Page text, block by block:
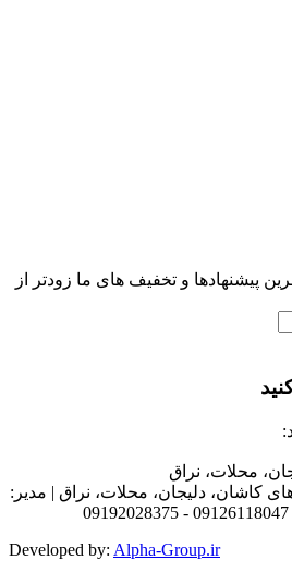
پیشنهادها و تخفیف های ما زودتر از
محلات، نراق
کاشان، دلیجان، محلات، نراق | مدیر:
Developed by: Alpha-Group.ir